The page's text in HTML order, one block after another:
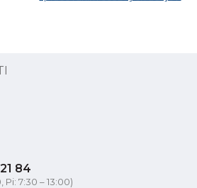
84
Pi: 7:30 – 13:00)